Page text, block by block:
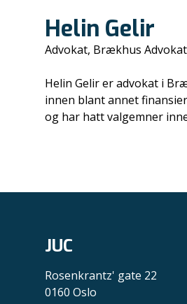
Helin Gelir
Advokat, Brækhus
Helin Gelir er advokat i
innen blant annet
og har hatt valgemner
JUC
Rosenkrantz' gate 22
0160 Oslo